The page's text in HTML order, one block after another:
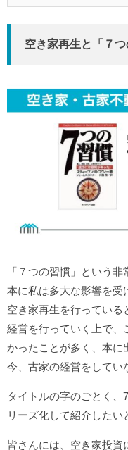
空き家再生と「７つ
「７つの習慣」という
本に私は多大な影響を受
空き家再生を行っている
経営を行っていく上で、
かったことが多く、本に
今、古家の経営をしてい
タイトルの字のごとく
リーズ化して紹介したい
皆さんには、空き家投資